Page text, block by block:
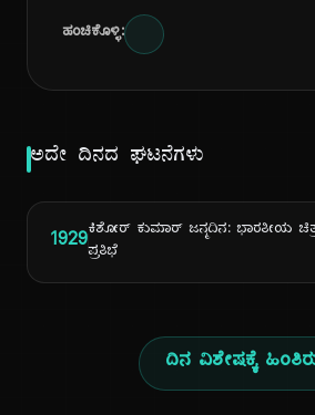
ಹಂಚಿಕೊಳ್ಳಿ:
ಅದೇ ದಿನದ ಘಟನೆಗಳು
1929ಕಿಶೋರ್ ಕುಮಾರ್ ಜನ್ಮದಿನ: ಭಾರತೀಯ
ಪ್ರತಿಭೆ
ದಿನ ವಿಶೇಷಕ್ಕೆ